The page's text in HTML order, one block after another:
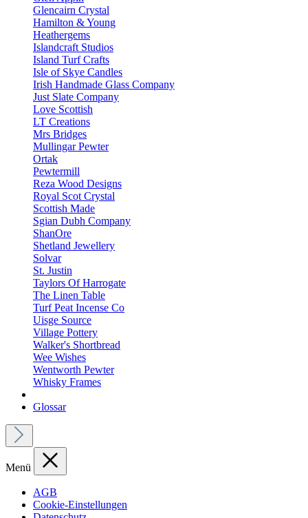
Glencairn Crystal
Hamilton & Young
Heathergems
Islandcraft Studios
Island Turf Crafts
Isle of Skye Candles
Irish Handmade Glass Company
Just Slate Company
Love Scottish
LT Creations
Mrs Bridges
Mullingar Pewter
Ortak
Pewtermill
Reza Wood Designs
Royal Scot Crystal
Scottish Made
Sgian Dubh Company
ShanOre
Shetland Jewellery
Solvar
St. Justin
Taylors Of Harrogate
The Linen Table
Turf Peat Incense Co
Uisge Source
Village Pottery
Walker's Shortbread
Wee Wishes
Wentworth Pewter
Whisky Frames
Glossar
Menü
AGB
Cookie-Einstellungen